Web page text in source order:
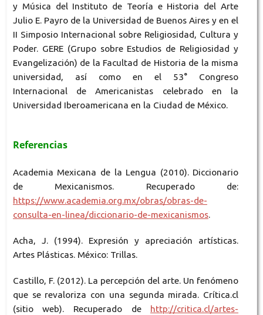
y Música del Instituto de Teoría e Historia del Arte
Julio E. Payro de la Universidad de Buenos Aires y en el
II Simposio Internacional sobre Religiosidad, Cultura y
Poder. GERE (Grupo sobre Estudios de Religiosidad y
Evangelización) de la Facultad de Historia de la misma
universidad, así como en el 53° Congreso
Internacional de Americanistas celebrado en la
Universidad Iberoamericana en la Ciudad de México.
Referencias
Academia Mexicana de la Lengua (2010). Diccionario
de Mexicanismos. Recuperado de:
https://www.academia.org.mx/obras/obras-de-
consulta-en-linea/diccionario-de-mexicanismos.
Acha, J. (1994). Expresión y apreciación artísticas.
Artes Plásticas. México: Trillas.
Castillo, F. (2012). La percepción del arte. Un fenómeno
que se revaloriza con una segunda mirada. Crítica.cl
(sitio web). Recuperado de http://critica.cl/artes-